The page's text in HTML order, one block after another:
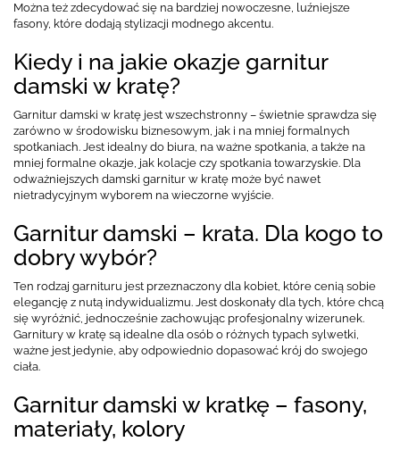
Można też zdecydować się na bardziej nowoczesne, luźniejsze
fasony, które dodają stylizacji modnego akcentu.
Kiedy i na jakie okazje garnitur
damski w kratę?
Garnitur damski w kratę jest wszechstronny – świetnie sprawdza się
zarówno w środowisku biznesowym, jak i na mniej formalnych
spotkaniach. Jest idealny do biura, na ważne spotkania, a także na
mniej formalne okazje, jak kolacje czy spotkania towarzyskie. Dla
odważniejszych damski garnitur w kratę może być nawet
nietradycyjnym wyborem na wieczorne wyjście.
Garnitur damski – krata. Dla kogo to
dobry wybór?
Ten rodzaj garnituru jest przeznaczony dla kobiet, które cenią sobie
elegancję z nutą indywidualizmu. Jest doskonały dla tych, które chcą
się wyróżnić, jednocześnie zachowując profesjonalny wizerunek.
Garnitury w kratę są idealne dla osób o różnych typach sylwetki,
ważne jest jedynie, aby odpowiednio dopasować krój do swojego
ciała.
Garnitur damski w kratkę – fasony,
materiały, kolory